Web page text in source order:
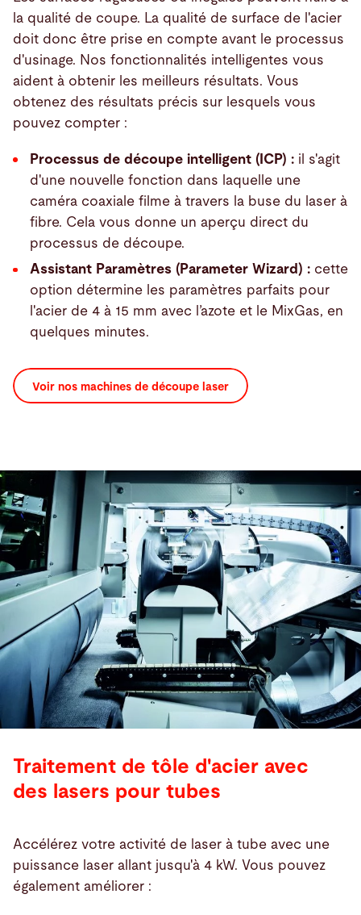
la qualité de coupe. La qualité de surface de l'acier
doit donc être prise en compte avant le processus
d'usinage. Nos fonctionnalités intelligentes vous
aident à obtenir les meilleurs résultats. Vous
obtenez des résultats précis sur lesquels vous
pouvez compter :
Processus de découpe intelligent (ICP) : il s'agit
d'une nouvelle fonction dans laquelle une
caméra coaxiale filme à travers la buse du laser à
fibre. Cela vous donne un aperçu direct du
processus de découpe.
Assistant Paramètres (Parameter Wizard) : cette
option détermine les paramètres parfaits pour
l'acier de 4 à 15 mm avec l’azote et le MixGas, en
quelques minutes.
Voir nos machines de découpe laser
Traitement de tôle d'acier avec
des lasers pour tubes
Accélérez votre activité de laser à tube avec une
puissance laser allant jusqu'à 4 kW. Vous pouvez
également améliorer :